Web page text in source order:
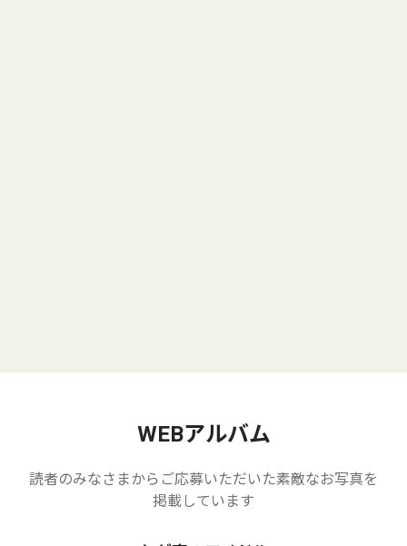
WEBアルバム
読者のみなさまからご応募いただいた素敵なお写真を
掲載しています